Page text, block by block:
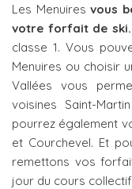
Les Menuiresvous
votre forfait de ski.
classe 1. Vous
Menuires ou choisir
Vallées vous
voisines Saint-
pourrez également
et Courchevel. Et
remettons vos
jour du cours